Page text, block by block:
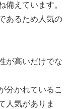
備えています。
あるため人気の
が高いだけでな
分かれているこ
人気がありま